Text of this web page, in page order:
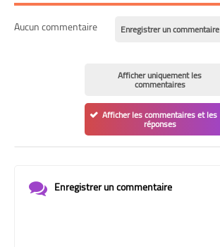
Aucun commentaire Enregistrer un commentaire
Afficher uniquement les
commentaires
Afficher les commentaires et les
réponses
Enregistrer un commentaire